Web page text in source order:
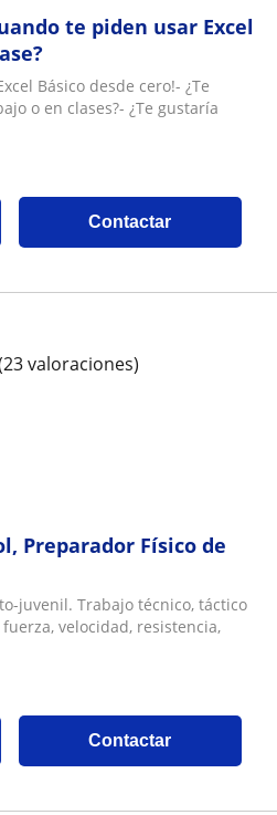
te piden usar Excel
Básico desde cero!- ¿Te
o en clases?- ¿Te gustaría
Contactar
valoraciones)
Preparador Físico de
juvenil. Trabajo técnico, táctico
velocidad, resistencia,
Contactar